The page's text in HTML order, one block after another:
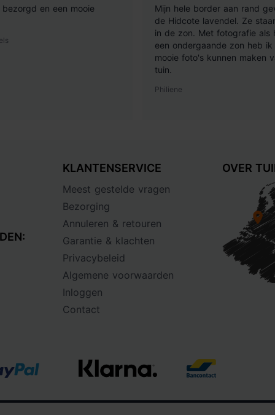
bezorgd en een mooie
Mijn hele border aan rand
de Hidcote lavendel. Ze
in de zon. Met fotografie als
een ondergaande zon heb ik
mooie foto's kunnen maken
tuin.
Philiene
KLANTENSERVICE
Meest gestelde vragen
Bezorging
Annuleren & retouren
Garantie & klachten
Privacybeleid
Algemene voorwaarden
Inloggen
Contact
OVER